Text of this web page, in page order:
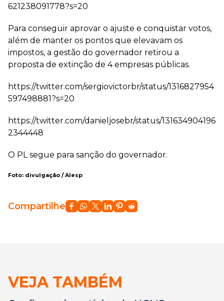
621238091778?s=20
Para conseguir aprovar o ajuste e conquistar votos,
além de manter os pontos que elevavam os
impostos, a gestão do governador retirou a
proposta de extinção de 4 empresas públicas.
https://twitter.com/sergiovictorbr/status/1316827954
597498881?s=20
https://twitter.com/danieljosebr/status/131634904196
2344448
O PL segue para sanção do governador.
Foto: divulgação / Alesp
Compartilhe
VEJA TAMBÉM